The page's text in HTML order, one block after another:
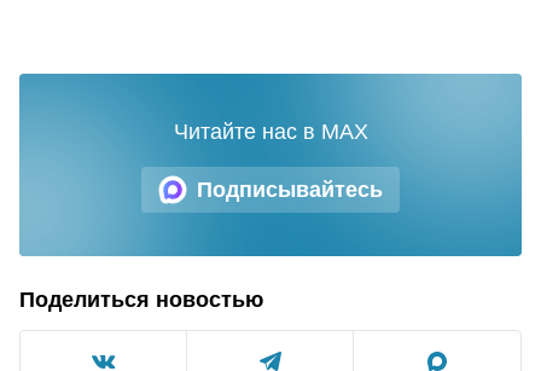
Подписывайтесь
Читайте нас в MAX
Поделиться новостью